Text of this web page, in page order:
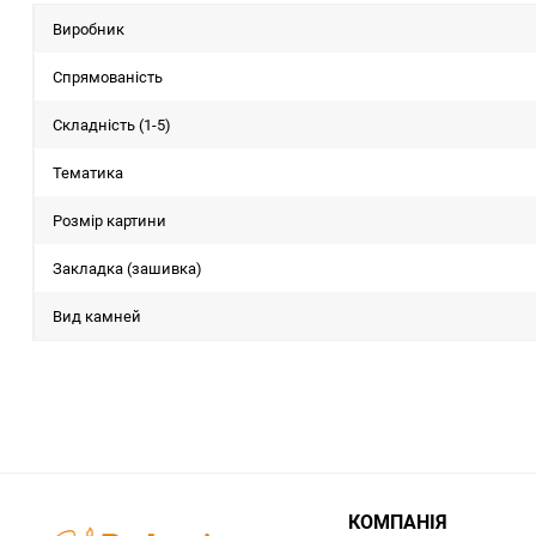
Виробник
Спрямованість
Складність (1-5)
Тематика
Розмір картини
Закладка (зашивка)
Вид камней
КОМПАНІЯ